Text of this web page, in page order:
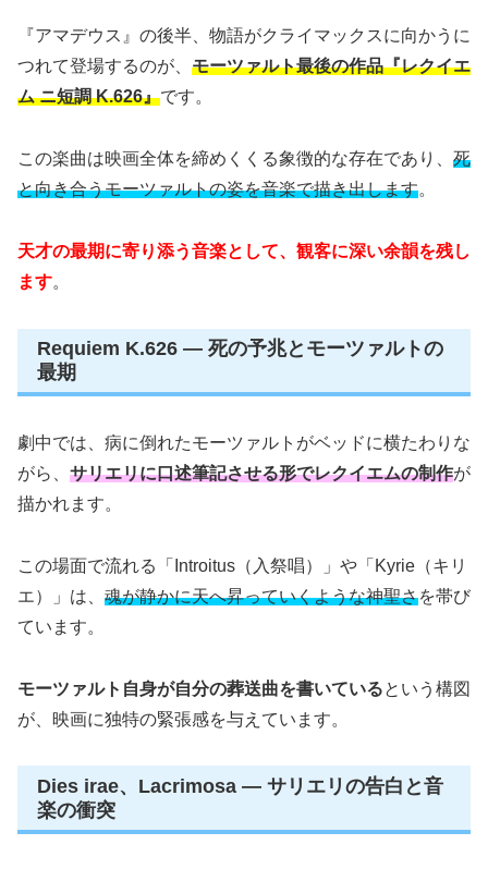
『アマデウス』の後半、物語がクライマックスに向かうに
つれて登場するのが、 モーツァルト最後の作品『レクイエ
ム ニ短調 K.626』です。
この楽曲は映画全体を締めくくる象徴的な存在であり、 死
と向き合うモーツァルトの姿を音楽で描き出します。
天才の最期に寄り添う音楽として、観客に深い余韻を残し
ます。
Requiem K.626 — 死の予兆とモーツァルトの
最期
劇中では、病に倒れたモーツァルトがベッドに横たわりな
がら、 サリエリに口述筆記させる形でレクイエムの制作が
描かれます。
この場面で流れる「Introitus（入祭唱）」や「Kyrie（キリ
エ）」は、 魂が静かに天へ昇っていくような神聖さを帯び
ています。
モーツァルト自身が自分の葬送曲を書いているという構図
が、映画に独特の緊張感を与えています。
Dies irae、Lacrimosa — サリエリの告白と音
楽の衝突